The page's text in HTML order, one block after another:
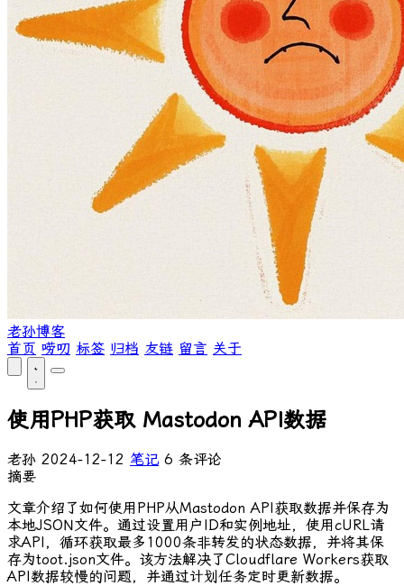
老孙博客
首页 唠叨 标签 归档 友链 留言 关于
使用PHP获取 Mastodon API数据
老孙 2024-12-12 笔记 6 条评论
摘要
文章介绍了如何使用PHP从Mastodon API获取数据并保存为
本地JSON文件。通过设置用户ID和实例地址，使用cURL请
求API，循环获取最多1000条非转发的状态数据，并将其保
存为toot.json文件。该方法解决了Cloudflare Workers获取
API数据较慢的问题，并通过计划任务定时更新数据。